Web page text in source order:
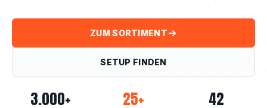
ZUM SORTIMENT
SETUP FINDEN
3.000+ 25+ 42